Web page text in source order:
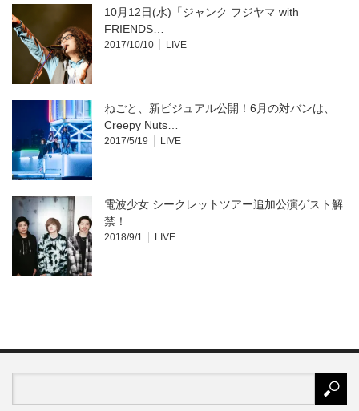
10月12日(水)「ジャンク フジヤマ with
FRIENDS…
2017/10/10 LIVE
ねごと、新ビジュアル公開！6月の対バンは、
Creepy Nuts…
2017/5/19 LIVE
電波少女 シークレットツアー追加公演ゲスト解
禁！
2018/9/1 LIVE